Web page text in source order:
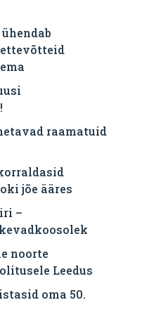
raamatuid
jõe ääres
–
noorte
Leedus
oma 50.